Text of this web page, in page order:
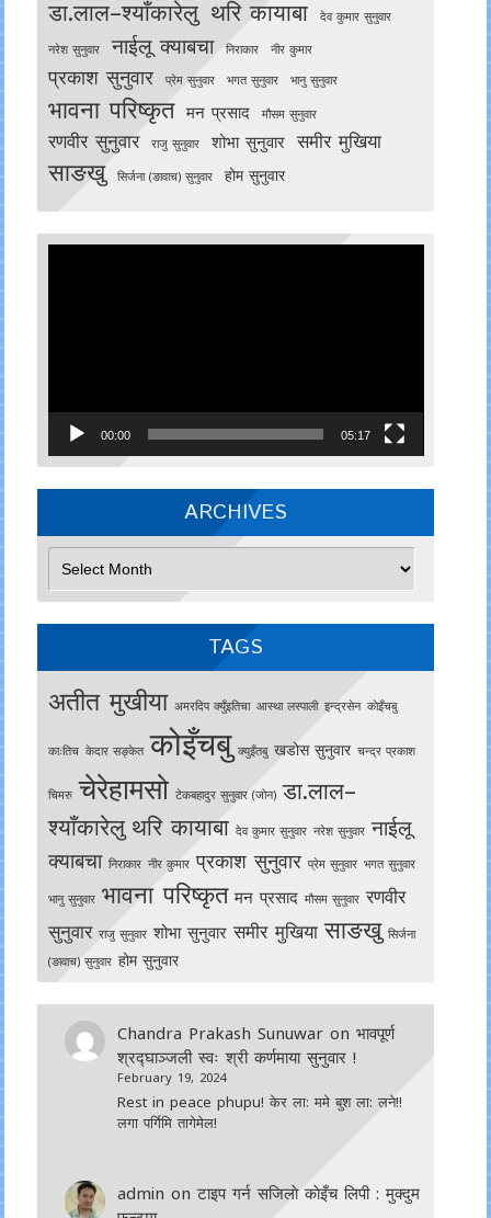
डा.लाल–श्याँकारेलु थरि कायाबा देव कुमार सुनुवार
नरेश सुनुवार नाईलू क्याबचा निराकार नीर कुमार
प्रकाश सुनुवार प्रेम सुनुवार भगत सुनुवार भानु सुनुवार
भावना परिष्कृत मन प्रसाद मौसम सुनुवार
रणवीर सुनुवार राजु सुनुवार शोभा सुनुवार समीर मुखिया
साङखु सिर्जना (ङावाच) सुनुवार होम सुनुवार
00:00 05:17
ARCHIVES
TAGS
अतीत मुखीया अमरदिप क्युँइतिचा आस्था लस्पाली इन्द्रसेन काेइँचबु
काःतिच केदार सङ्केत कोइँचबु क्युइँतबु खडोस सुनुवार चन्द्र प्रकाश
चिमरु चेरेहामसो टेकबहादुर सुनुवार (जोन) डा.लाल–
श्याँकारेलु थरि कायाबा देव कुमार सुनुवार नरेश सुनुवार नाईलू
क्याबचा निराकार नीर कुमार प्रकाश सुनुवार प्रेम सुनुवार भगत सुनुवार
भानु सुनुवार भावना परिष्कृत मन प्रसाद मौसम सुनुवार रणवीर
सुनुवार राजु सुनुवार शोभा सुनुवार समीर मुखिया साङखु सिर्जना
(ङावाच) सुनुवार होम सुनुवार
Chandra Prakash Sunuwar onभावपूर्ण
श्रद्घाञ्जली स्वः श्री कर्णमाया सुनुवार !
February 19, 2024
Rest in peace phupu! केर ला: ममे बुश ला: लने!!
लगा पर्गिमि तागेमेल!
admin onटाइप गर्न सजिलाे काेइँच लिपी : मुक्दुम